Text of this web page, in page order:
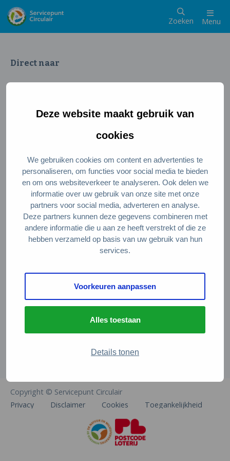
Deze website maakt gebruik van
cookies
We gebruiken cookies om content en advertenties te
personaliseren, om functies voor social media te bieden
en om ons websiteverkeer te analyseren. Ook delen we
informatie over uw gebruik van onze site met onze
partners voor social media, adverteren en analyse.
Deze partners kunnen deze gegevens combineren met
andere informatie die u aan ze heeft verstrekt of die ze
hebben verzameld op basis van uw gebruik van hun
services.
Voorkeuren aanpassen
Alles toestaan
Details tonen
Zoeken Menu
Direct naar
Wat is een circulaire samenleving
Meedoen als ondernemer
Circulaire producten en diensten
Wie zijn wij?
Over ons
Stel je vraag
Servicepunt Team
Veelgestelde vragen
De Natuur en Milieufederaties
Arthur van Schendelstraat 600
info@natuurenmilieufederaties.nl
Copyright © Servicepunt Circulair
Privacy
Disclaimer Cookies Toegankelijkheid